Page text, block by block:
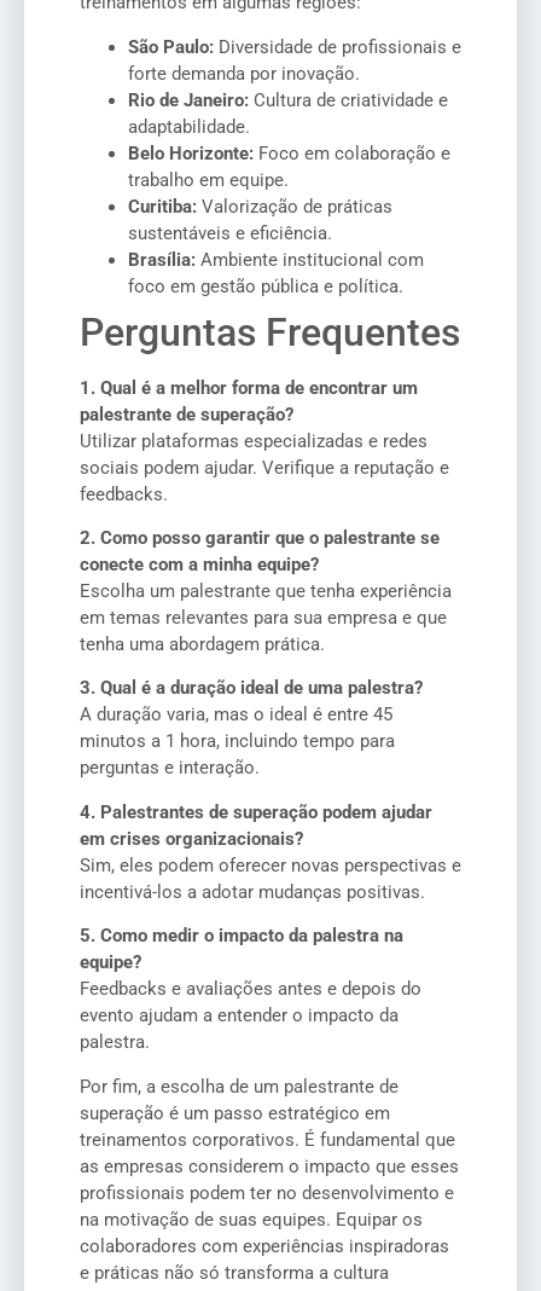
São Paulo: Diversidade de profissionais e
forte demanda por inovação.
Rio de Janeiro: Cultura de criatividade e
adaptabilidade.
Belo Horizonte: Foco em colaboração e
trabalho em equipe.
Curitiba: Valorização de práticas
sustentáveis e eficiência.
Brasília: Ambiente institucional com
foco em gestão pública e política.
Perguntas Frequentes
1. Qual é a melhor forma de encontrar um
palestrante de superação?
Utilizar plataformas especializadas e redes
sociais podem ajudar. Verifique a reputação e
feedbacks.
2. Como posso garantir que o palestrante se
conecte com a minha equipe?
Escolha um palestrante que tenha experiência
em temas relevantes para sua empresa e que
tenha uma abordagem prática.
3. Qual é a duração ideal de uma palestra?
A duração varia, mas o ideal é entre 45
minutos a 1 hora, incluindo tempo para
perguntas e interação.
4. Palestrantes de superação podem ajudar
em crises organizacionais?
Sim, eles podem oferecer novas perspectivas e
incentivá-los a adotar mudanças positivas.
5. Como medir o impacto da palestra na
equipe?
Feedbacks e avaliações antes e depois do
evento ajudam a entender o impacto da
palestra.
Por fim, a escolha de um palestrante de
superação é um passo estratégico em
treinamentos corporativos. É fundamental que
as empresas considerem o impacto que esses
profissionais podem ter no desenvolvimento e
na motivação de suas equipes. Equipar os
colaboradores com experiências inspiradoras
e práticas não só transforma a cultura